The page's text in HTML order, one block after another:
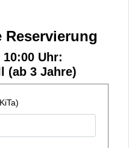
10:00 Uhr:
(ab 3 Jahre)